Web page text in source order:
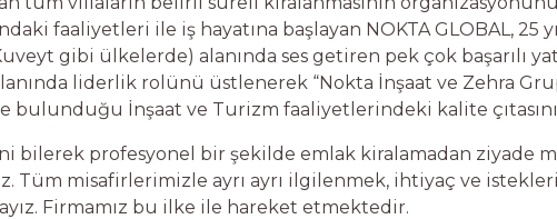
faaliyetleri ile iş hayatına başlayan NOKTA GLOBAL,
gibi ülkelerde) alanında ses getiren pek çok başarılı
liderlik rolünü üstlenerek “Nokta İnşaat ve Zehra
bulunduğu İnşaat ve Turizm faaliyetlerindeki kalite
bilerek profesyonel bir şekilde emlak kiralamadan ziyade
Tüm misafirlerimizle ayrı ayrı ilgilenmek, ihtiyaç ve
Firmamız bu ilke ile hareket etmektedir.